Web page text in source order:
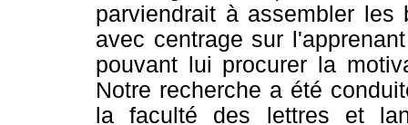
parviendrait à assembler les
avec centrage sur
pouvant lui procurer la
Notre recherche a été
la faculté des lettres et